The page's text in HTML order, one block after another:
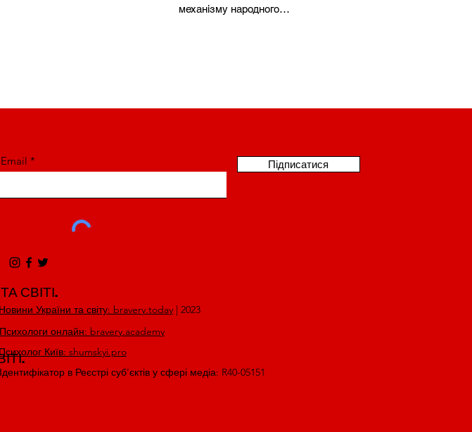
механізму народного
СВІТІ.
СВІТІ.
Email Підписатися
Новини України та світу: bravery.today| 2023
Психологи онлайн: bravery.academy
Київ: shumskyi.pro
Ідентифікатор в Реєстрі суб’єктів у сфері медіа: R40-05151